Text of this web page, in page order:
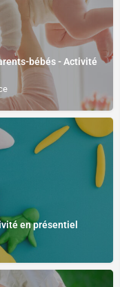
bébés - Activité
en présentiel